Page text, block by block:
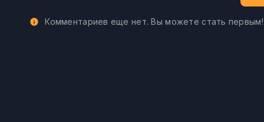
Комментариев еще нет. Вы можете стать первым!